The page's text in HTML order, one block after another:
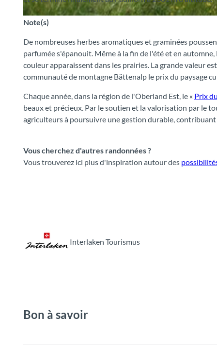
© Interlaken Tourismus
Note(s)
De nombreuses herbes aromatiques et graminées
parfumée s'épanouit. Même à la fin de l'été et en
couleur apparaissent dans les prairies. La grande valeur
communauté de montagne Bättenalp le prix du paysage
Chaque année, dans la région de l'Oberland Est, le « Prix
beaux et précieux. Par le soutien et la valorisation par le
agriculteurs à poursuivre une gestion durable,
Vous cherchez d'autres randonnées ?
Vous trouverez ici plus d'inspiration autour des
Interlaken Tourismus
Bon à savoir